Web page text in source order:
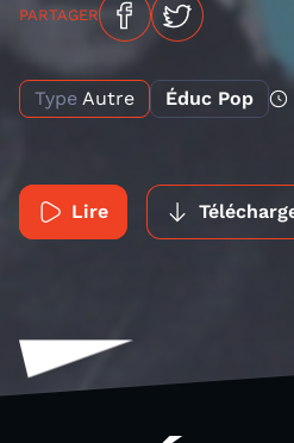
PARTAGER
Type Autre Éduc Pop
Lire